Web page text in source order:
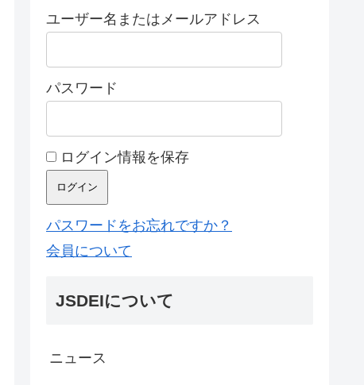
ユーザー名またはメールアドレス
パスワード
ログイン情報を保存
パスワードをお忘れですか？
会員について
JSDEIについて
ニュース